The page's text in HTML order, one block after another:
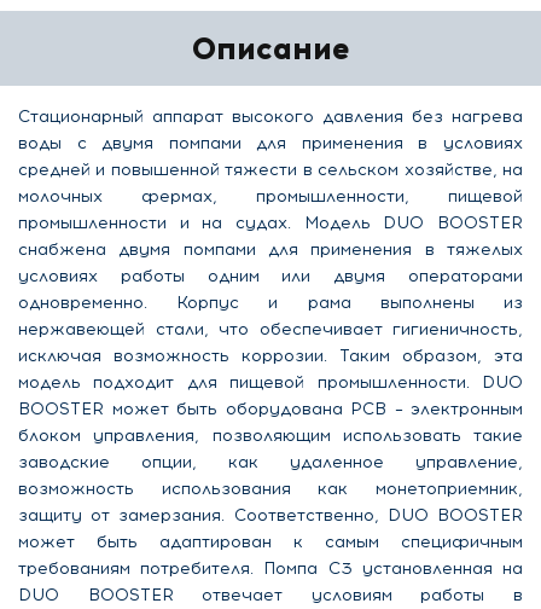
Описание
Стационарный аппарат высокого давления без нагрева
воды с двумя помпами для применения в условиях
средней и повышенной тяжести в сельском хозяйстве, на
молочных фермах, промышленности, пищевой
промышленности и на судах. Модель DUO BOOSTER
снабжена двумя помпами для применения в тяжелых
условиях работы одним или двумя операторами
одновременно. Корпус и рама выполнены из
нержавеющей стали, что обеспечивает гигиеничность,
исключая возможность коррозии. Таким образом, эта
модель подходит для пищевой промышленности. DUO
BOOSTER может быть оборудована PCB – электронным
блоком управления, позволяющим использовать такие
заводские опции, как удаленное управление,
возможность использования как монетоприемник,
защиту от замерзания. Соответственно, DUO BOOSTER
может быть адаптирован к самым специфичным
требованиям потребителя. Помпа C3 установленная на
DUO BOOSTER отвечает условиям работы в